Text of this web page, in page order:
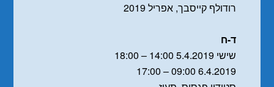
רודולף קייסבך, אפריל 2019
ד-ח
שישי 5.4.2019 14:00 – 18:00
6.4.2019 09:00 – 17:00